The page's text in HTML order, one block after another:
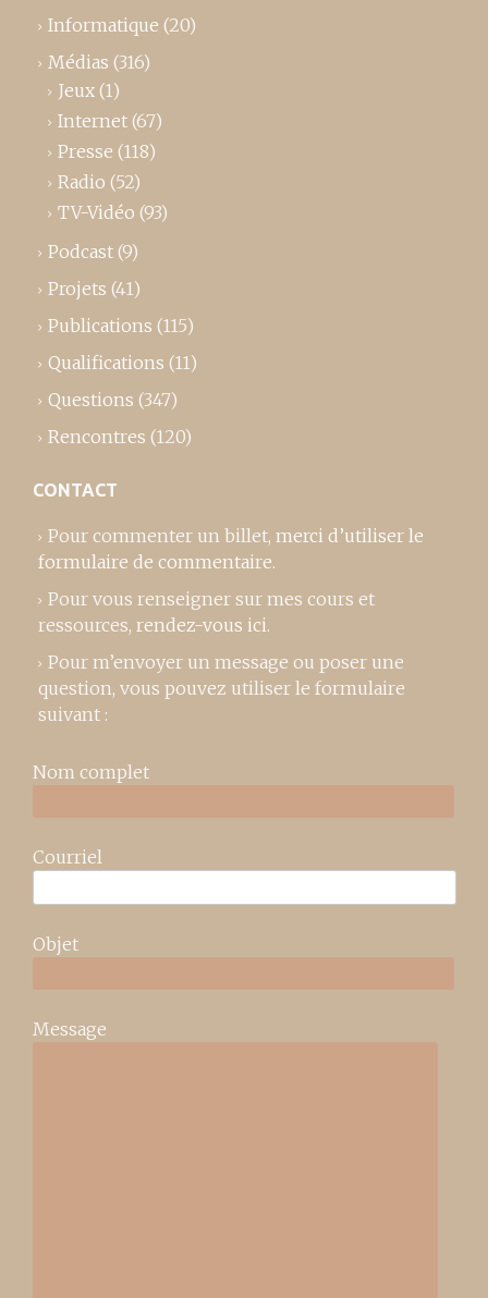
Informatique (20)
Médias (316)
Jeux (1)
Internet (67)
Presse (118)
Radio (52)
TV-Vidéo (93)
Podcast (9)
Projets (41)
Publications (115)
Qualifications (11)
Questions (347)
Rencontres (120)
CONTACT
Pour commenter un billet, merci d’utiliser le
formulaire de commentaire.
Pour vous renseigner sur mes cours et
ressources, rendez-vous ici.
Pour m’envoyer un message ou poser une
question, vous pouvez utiliser le formulaire
suivant :
Nom complet
Courriel
Objet
Message